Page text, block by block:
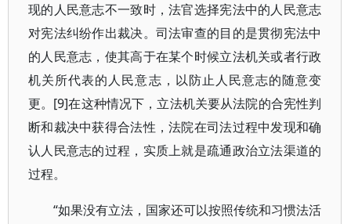
现的人民意志不一致时，法官选择宪法中的人民意志
对宪法纠纷作出裁决。司法审查的目的是贯彻宪法中
的人民意志，使其高于在某个时候立法机关或者行政
机关所代表的人民意志，以防止人民意志的随意变
更。[9]在这种情况下，立法机关要从法院的合宪性判
断和裁决中获得合法性，法院在司法过程中发现和确
认人民意志的过程，实质上就是疏通政治立法渠道的
过程。
“如果没有立法，国家还可以按照传统和习惯法活